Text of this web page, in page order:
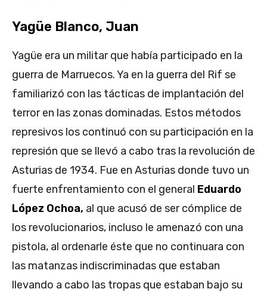
Yagüe Blanco, Juan
Yagüe era un militar que había participado en la
guerra de Marruecos. Ya en la guerra del Rif se
familiarizó con las tácticas de implantación del
terror en las zonas dominadas. Estos métodos
represivos los continuó con su participación en la
represión que se llevó a cabo tras la revolución de
Asturias de 1934. Fue en Asturias donde tuvo un
fuerte enfrentamiento con el general Eduardo
López Ochoa, al que acusó de ser cómplice de
los revolucionarios, incluso le amenazó con una
pistola, al ordenarle éste que no continuara con
las matanzas indiscriminadas que estaban
llevando a cabo las tropas que estaban bajo su